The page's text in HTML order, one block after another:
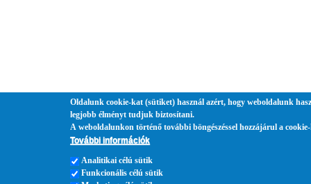
Oldalunk cookie-kat (sütiket) használ azért, hogy weboldalunk
legjobb élményt tudjuk biztosítani.
A weboldalunkon történő további böngészéssel hozzájárul a
További információk
Analitikai célú sütik
Funkcionális célú sütik